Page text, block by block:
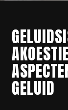
GELUID